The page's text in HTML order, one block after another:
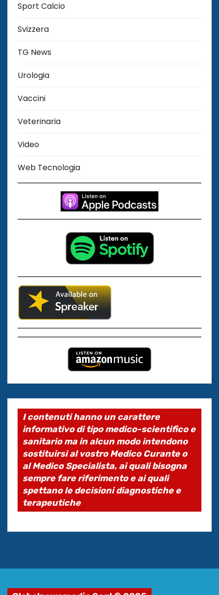
Sport Calcio
Svizzera
TG News
Urologia
Vaccini
Veterinaria
Video
Web Tecnologia
I contenuti hanno un carattere
informativo di tipo medico-scientifico e
sanitario ma in alcun modo intendono
sostituirsi al vostro Medico Curante o
al Medico Specialista, ai quali bisogna
sempre fare riferimento e ai quali
spettano le decisioni diagnostiche e
terapeutiche